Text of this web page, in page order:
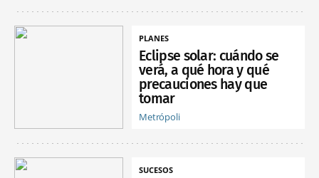
PLANES
Eclipse solar: cuándo se
verá, a qué hora y qué
precauciones hay que
tomar
Metrópoli
SUCESOS